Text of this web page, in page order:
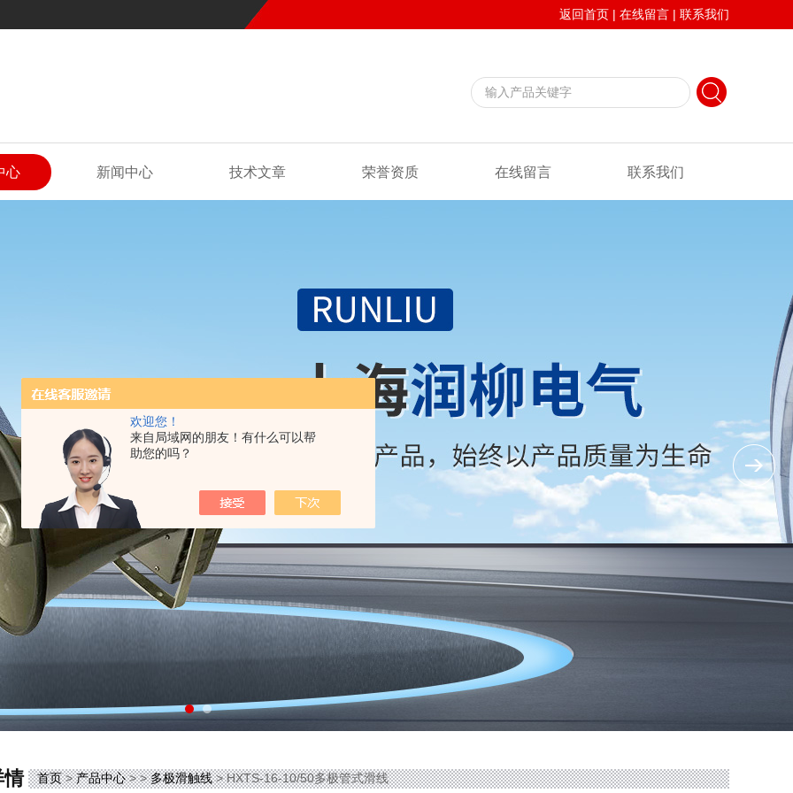
欢迎您！
来自局域网的朋友！有什么可以帮
助您的吗？
返回首页 | 在线留言 | 联系我们
心 新闻中心 技术文章 荣誉资质 在线留言 联系我们
情 首页>产品中心> >多极滑触线> HXTS-16-10/50多极管式滑线